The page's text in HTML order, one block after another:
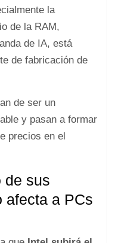
la
de la RAM,
de IA, está
de fabricación de
de ser un
y pasan a formar
precios en el
de sus
afecta a PCs